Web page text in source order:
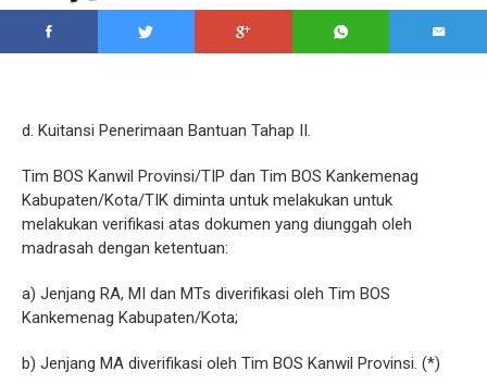
d. Kuitansi Penerimaan Bantuan Tahap II.
Tim BOS Kanwil Provinsi/TIP dan Tim BOS Kankemenag
Kabupaten/Kota/TIK diminta untuk melakukan untuk
melakukan verifikasi atas dokumen yang diunggah oleh
madrasah dengan ketentuan:
a) Jenjang RA, MI dan MTs diverifikasi oleh Tim BOS
Kankemenag Kabupaten/Kota;
b) Jenjang MA diverifikasi oleh Tim BOS Kanwil Provinsi. (*)